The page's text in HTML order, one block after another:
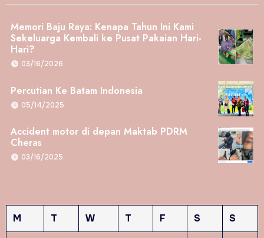
Memori Baju Raya: Kenapa Tahun Ini Kami
Sekeluarga Kembali ke Pusat Pakaian Hari-
Hari?
03/16/2026
Percutian Ke Batam Indonesia
05/14/2025
Accident motor di depan Maktab PDRM
Cheras
03/16/2025
M T W T F S
S